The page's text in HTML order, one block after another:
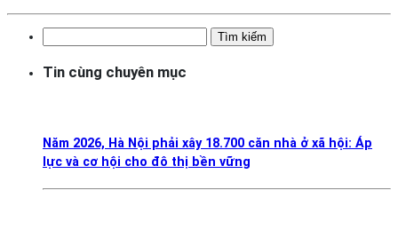
cho:
Tin cùng chuyên mục
Năm 2026, Hà Nội phải xây 18.700 căn nhà ở xã hội: Áp
lực và cơ hội cho đô thị bền vững